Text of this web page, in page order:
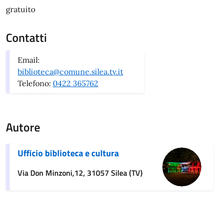
gratuito
Contatti
Email:
biblioteca@comune.silea.tv.it
Telefono: 0422 365762
Autore
Ufficio biblioteca e cultura
Via Don Minzoni,12, 31057 Silea (TV)